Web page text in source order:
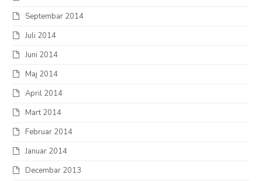
Septembar 2014
Juli 2014
Juni 2014
Maj 2014
April 2014
Mart 2014
Februar 2014
Januar 2014
Decembar 2013